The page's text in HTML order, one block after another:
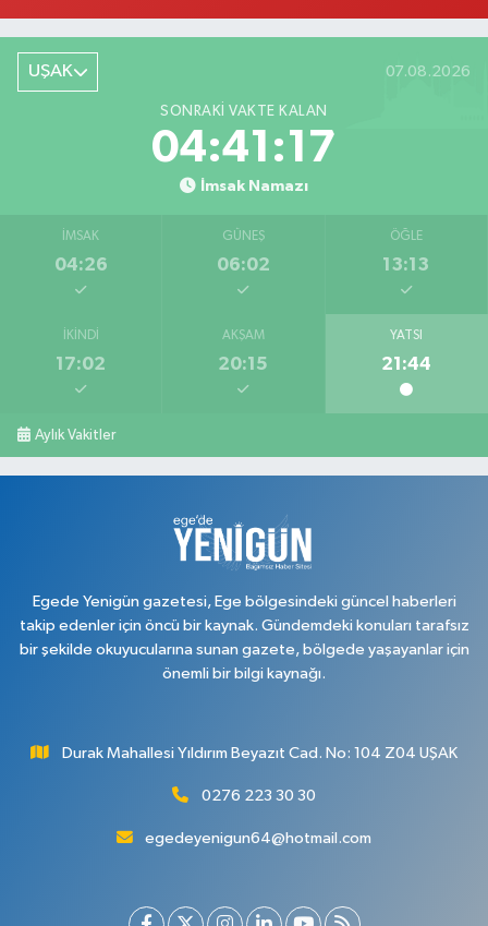
UŞAK 07.08.2026
SONRAKI VAKTE KALAN
04:41:16
İmsak Namazı
İMSAK
04:26
GÜNEŞ
06:02
ÖĞLE
13:13
İKINDI
17:02
AKŞAM
20:15
YATSI
21:44
Aylık Vakitler
Egede Yenigün gazetesi, Ege bölgesindeki güncel haberleri
takip edenler için öncü bir kaynak. Gündemdeki konuları tarafsız
bir şekilde okuyucularına sunan gazete, bölgede yaşayanlar için
önemli bir bilgi kaynağı.
Durak Mahallesi Yıldırım Beyazıt Cad. No: 104 Z04 UŞAK
0276 223 30 30
egedeyenigun64@hotmail.com